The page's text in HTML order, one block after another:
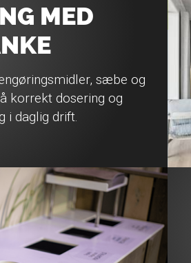
MED
sæbe og
korrekt dosering og
i daglig drift.